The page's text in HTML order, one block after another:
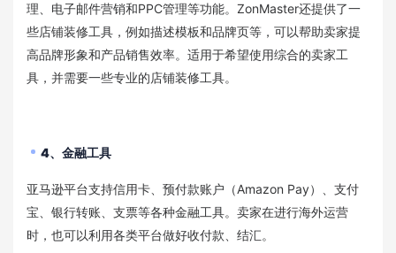
理、电子邮件营销和PPC管理等功能。ZonMaster还提供了一
些店铺装修工具，例如描述模板和品牌页等，可以帮助卖家提
高品牌形象和产品销售效率。适用于希望使用综合的卖家工
具，并需要一些专业的店铺装修工具。
4、金融工具
亚马逊平台支持信用卡、预付款账户（Amazon Pay）、支付
宝、银行转账、支票等各种金融工具。卖家在进行海外运营
时，也可以利用各类平台做好收付款、结汇。